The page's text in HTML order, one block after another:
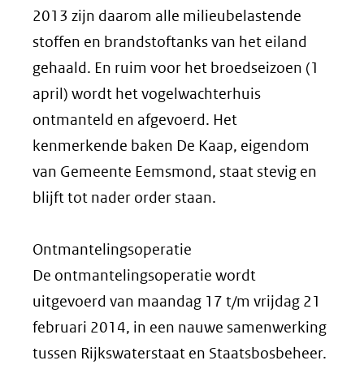
2013 zijn daarom alle milieubelastende
stoffen en brandstoftanks van het eiland
gehaald. En ruim voor het broedseizoen (1
april) wordt het vogelwachterhuis
ontmanteld en afgevoerd. Het
kenmerkende baken De Kaap, eigendom
van Gemeente Eemsmond, staat stevig en
blijft tot nader order staan.
Ontmantelingsoperatie
De ontmantelingsoperatie wordt
uitgevoerd van maandag 17 t/m vrijdag 21
februari 2014, in een nauwe samenwerking
tussen Rijkswaterstaat en Staatsbosbeheer.